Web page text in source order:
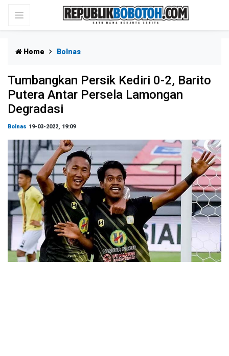
Home Bolnas
Tumbangkan Persik Kediri 0-2, Barito
Putera Antar Persela Lamongan
Degradasi
Bolnas 19-03-2022, 19:09